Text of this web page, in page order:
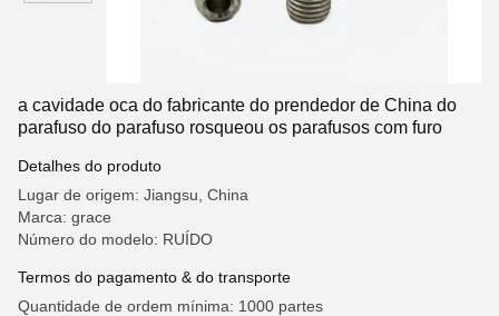
a cavidade oca do fabricante do prendedor de China do
parafuso do parafuso rosqueou os parafusos com furo
Detalhes do produto
Lugar de origem: Jiangsu, China
Marca: grace
Número do modelo: RUÍDO
Termos do pagamento & do transporte
Quantidade de ordem mínima: 1000 partes